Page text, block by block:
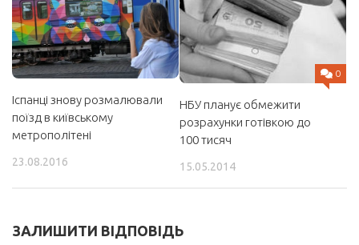
Іспанці знову розмалювали
поїзд в київському
метрополітені
23.08.2016
0
НБУ планує обмежити
розрахунки готівкою до
100 тисяч
15.05.2014
ЗАЛИШИТИ ВІДПОВІДЬ